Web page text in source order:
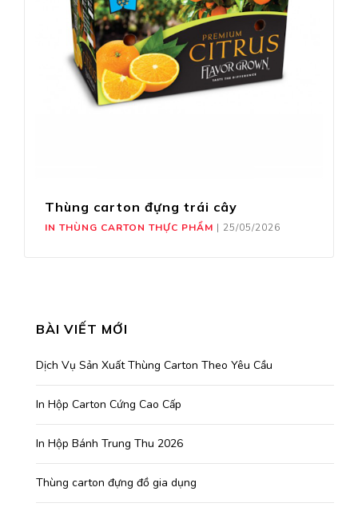
Thùng carton đựng trái cây
IN THÙNG CARTON THỰC PHẨM | 25/05/2026
BÀI VIẾT MỚI
Dịch Vụ Sản Xuất Thùng Carton Theo Yêu Cầu
In Hộp Carton Cứng Cao Cấp
In Hộp Bánh Trung Thu 2026
Thùng carton đựng đồ gia dụng